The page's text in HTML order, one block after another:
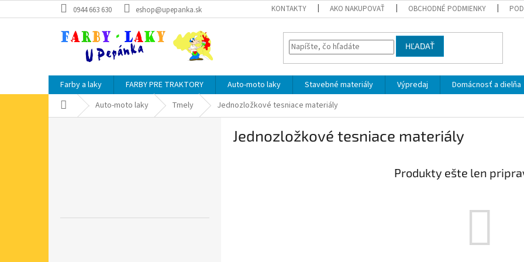
na
0944 663 630 eshop@upepanka.sk KONTAKTY AKO NAKUPOVAŤ OBCHODNÉ PODMIENKY
HĽADAŤ
Farby a laky FARBY PRE TRAKTORY Auto-moto laky Stavebné materiály Výpredaj Domácnosť a dielňa
DomovAuto-moto laky Tmely Jednozložkové tesniace materiály
Jednozložkové tesniace materiály
Produkty ešte len